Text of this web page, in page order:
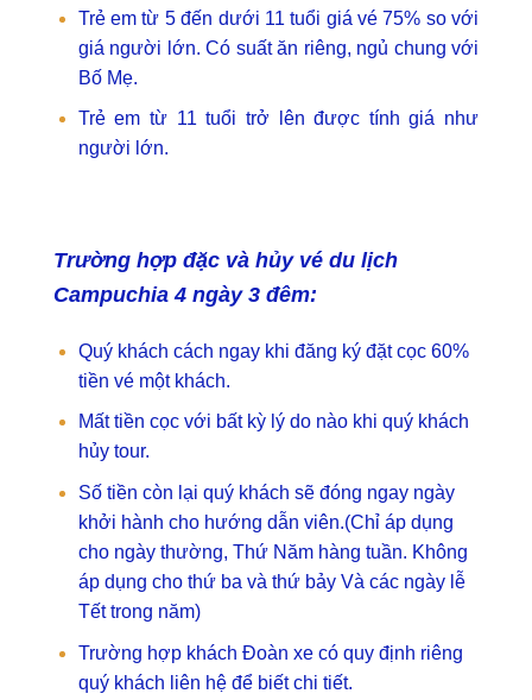
Trẻ em từ 5 đến dưới 11 tuổi giá vé 75% so với
giá người lớn. Có suất ăn riêng, ngủ chung với
Bố Mẹ.
Trẻ em từ 11 tuổi trở lên được tính giá như
người lớn.
Trường hợp đặc và hủy vé du lịch
Campuchia 4 ngày 3 đêm:
Quý khách cách ngay khi đăng ký đặt cọc 60%
tiền vé một khách.
Mất tiền cọc với bất kỳ lý do nào khi quý khách
hủy tour.
Số tiền còn lại quý khách sẽ đóng ngay ngày
khởi hành cho hướng dẫn viên.(Chỉ áp dụng
cho ngày thường, Thứ Năm hàng tuần. Không
áp dụng cho thứ ba và thứ bảy Và các ngày lễ
Tết trong năm)
Trường hợp khách Đoàn xe có quy định riêng
quý khách liên hệ để biết chi tiết.